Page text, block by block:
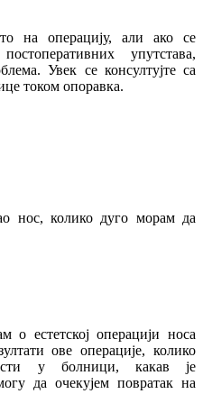
на операцију, али ако се
упутстава,
Увек се консултујте са
током опоравка.
нос, колико дуго морам да
естетској операцији носа
ове операције, колико
у болници, какав је
да очекујем повратак на